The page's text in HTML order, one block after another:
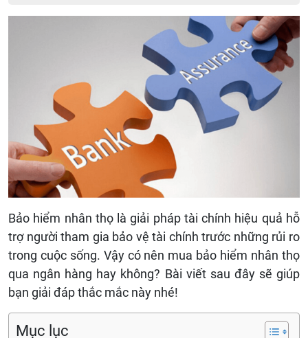
Bảo hiểm nhân thọ là giải pháp tài chính hiệu quả hỗ
trợ người tham gia bảo vệ tài chính trước những rủi ro
trong cuộc sống. Vậy có nên mua bảo hiểm nhân thọ
qua ngân hàng hay không? Bài viết sau đây sẽ giúp
bạn giải đáp thắc mắc này nhé!
Mục lục